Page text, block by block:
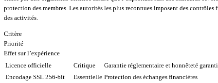
protection des membres. Les autorités les plus reconnues imposent des contrôles
des activités.
Critère
Priorité
Effet sur l’expérience
Licence officielle
Critique
Garantie réglementaire et honnêteté
Encodage SSL 256-bit
Essentielle Protection des échanges financières